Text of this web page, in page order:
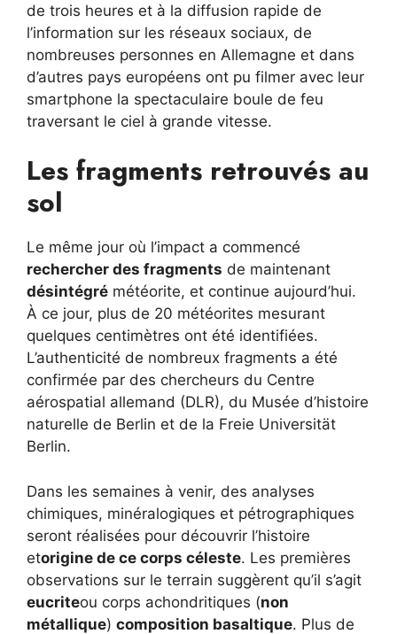
de trois heures et à la diffusion rapide de
l’information sur les réseaux sociaux, de
nombreuses personnes en Allemagne et dans
d’autres pays européens ont pu filmer avec leur
smartphone la spectaculaire boule de feu
traversant le ciel à grande vitesse.
Les fragments retrouvés au
sol
Le même jour où l’impact a commencé
rechercher des fragments de maintenant
désintégré météorite, et continue aujourd’hui.
À ce jour, plus de 20 météorites mesurant
quelques centimètres ont été identifiées.
L’authenticité de nombreux fragments a été
confirmée par des chercheurs du Centre
aérospatial allemand (DLR), du Musée d’histoire
naturelle de Berlin et de la Freie Universität
Berlin.
Dans les semaines à venir, des analyses
chimiques, minéralogiques et pétrographiques
seront réalisées pour découvrir l’histoire
etorigine de ce corps céleste. Les premières
observations sur le terrain suggèrent qu’il s’agit
eucriteou corps achondritiques (non
métallique) composition basaltique. Plus de